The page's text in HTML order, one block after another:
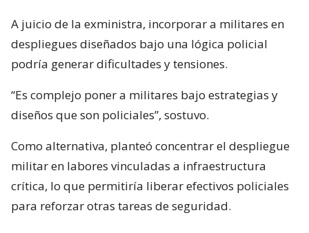
A juicio de la exministra, incorporar a militares en
despliegues diseñados bajo una lógica policial
podría generar dificultades y tensiones.
“Es complejo poner a militares bajo estrategias y
diseños que son policiales”, sostuvo.
Como alternativa, planteó concentrar el despliegue
militar en labores vinculadas a infraestructura
crítica, lo que permitiría liberar efectivos policiales
para reforzar otras tareas de seguridad.